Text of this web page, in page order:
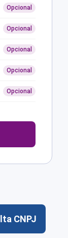
Opcional
Opcional
Opcional
Opcional
Opcional
CNPJ